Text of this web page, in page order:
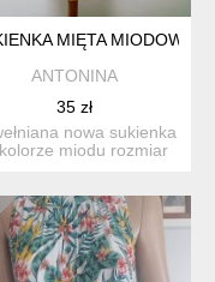
MIĘTA MIODOWA
ANTONINA
35 zł
nowa sukienka
miodu rozmiar